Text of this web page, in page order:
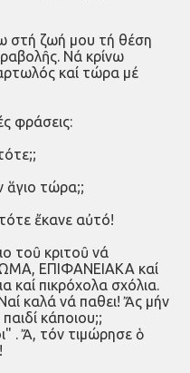
στή ζωή μου τή θέση
Νά κρίνω
καί τώρα μέ
φράσεις:
ἅγιο τώρα;;
ἔκανε αὐτό!
τοῦ κριτοῦ νά
ΕΠΙΦΑΝΕΙΑΚΑ καί
καί πικρόχολα σχόλια.
καλά νά παθει! Ἄς μήν
κάποιου;;
. Ἄ, τόν τιμώρησε ὁ